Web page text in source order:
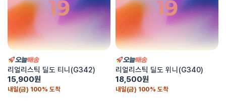
내일(금) 100% 도착
리얼리스틱 딜도 티니(G342)
15,900원
내일(금) 100% 도착
리얼리스틱 딜도 위니(G340)
18,500원